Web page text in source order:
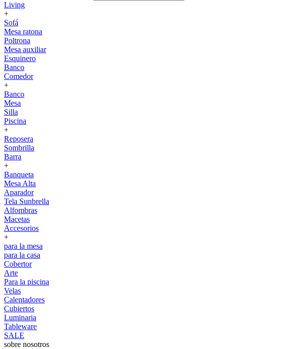
Living
+
Sofá
Mesa ratona
Poltrona
Mesa auxiliar
Esquinero
Banco
Comedor
+
Banco
Mesa
Silla
Piscina
+
Reposera
Sombrilla
Barra
+
Banqueta
Mesa Alta
Aparador
Tela Sunbrella
Alfombras
Macetas
Accesorios
+
para la mesa
para la casa
Cobertor
Arte
Para la piscina
Velas
Calentadores
Cubiertos
Luminaria
Tableware
SALE
sobre nosotros